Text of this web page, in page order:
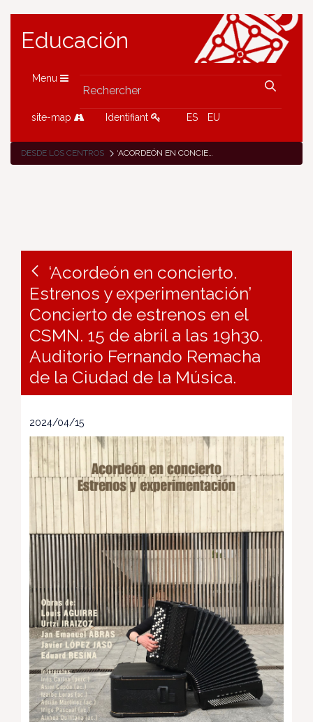
Educación
Menu
site-map Identifiant ES EU
DESDE LOS CENTROS ‘ACORDEÓN EN CONCIERTO. ESTRENOS Y EXPERIMENTACIÓN’ CONCIERTO DE ESTRENOS EN EL CSMN. 15 DE ABRIL A LAS 19H30. AUDITORIO FERNANDO REMACHA DE LA CIUDAD DE LA MÚSICA.
‘Acordeón en concierto.
Estrenos y experimentación’
Concierto de estrenos en el
CSMN. 15 de abril a las 19h30.
Auditorio Fernando Remacha
de la Ciudad de la Música.
2024/04/15